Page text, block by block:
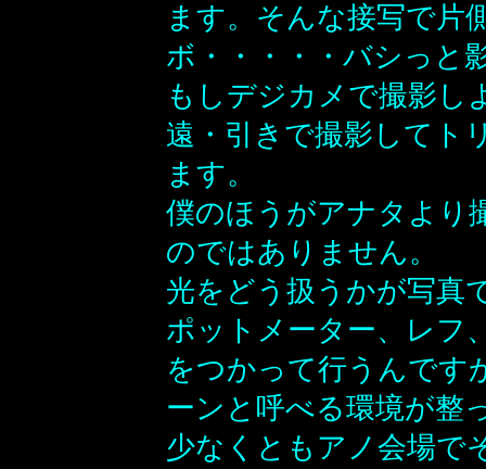
ます。そんな接写で片
ボ・・・・・バシっと
もしデジカメで撮影し
遠・引きで撮影してト
ます。
僕のほうがアナタより
のではありません。
光をどう扱うかが写真
ポットメーター、レフ
をつかって行うんです
ーンと呼べる環境が整
少なくともアノ会場で